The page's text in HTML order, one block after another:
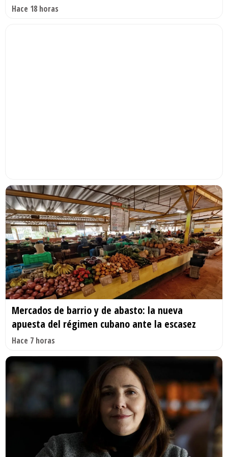
Hace 18 horas
Mercados de barrio y de abasto: la nueva
apuesta del régimen cubano ante la escasez
Hace 7 horas